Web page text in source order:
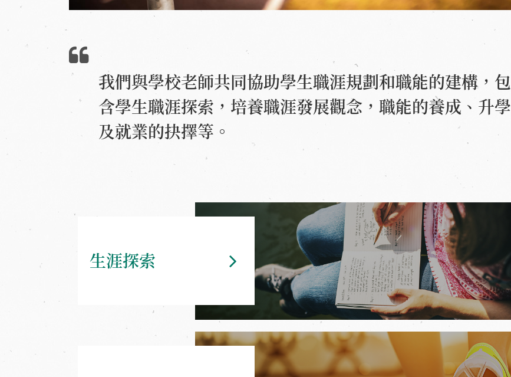
我們與學校老師共同協助學生職涯規劃和職能的建構，包
含學生職涯探索，培養職涯發展觀念，職能的養成、升學
及就業的抉擇等。
生涯探索